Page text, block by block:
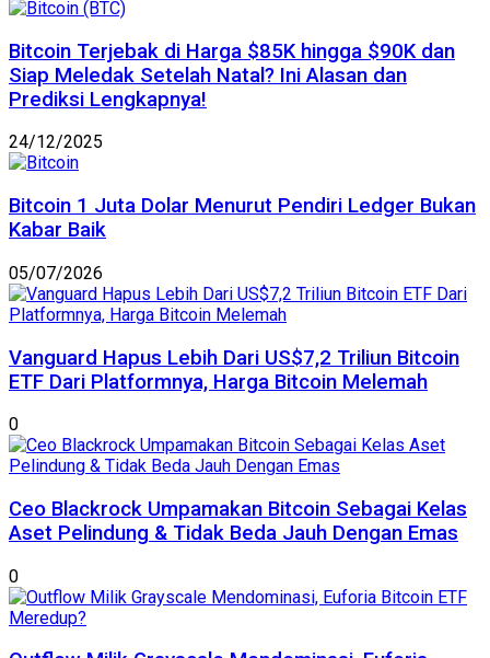
Bitcoin Terjebak di Harga $85K hingga $90K dan
Siap Meledak Setelah Natal? Ini Alasan dan
Prediksi Lengkapnya!
24/12/2025
Bitcoin 1 Juta Dolar Menurut Pendiri Ledger Bukan
Kabar Baik
05/07/2026
Vanguard Hapus Lebih Dari US$7,2 Triliun Bitcoin
ETF Dari Platformnya, Harga Bitcoin Melemah
0
Ceo Blackrock Umpamakan Bitcoin Sebagai Kelas
Aset Pelindung & Tidak Beda Jauh Dengan Emas
0